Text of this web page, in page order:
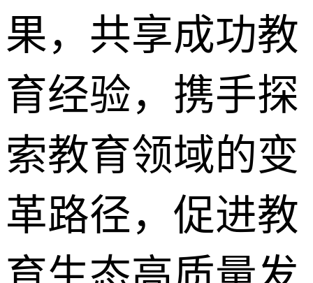
果，共享成功教
育经验，携手探
索教育领域的变
革路径，促进教